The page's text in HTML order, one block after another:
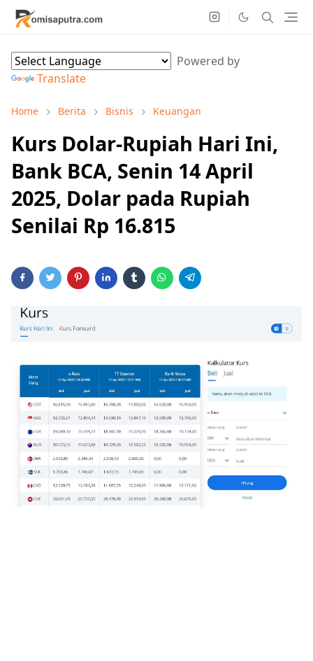
Powered by
Translate
Home Berita Bisnis Keuangan
Kurs Dolar-Rupiah Hari Ini,
Bank BCA, Senin 14 April
2025, Dolar pada Rupiah
Senilai Rp 16.815